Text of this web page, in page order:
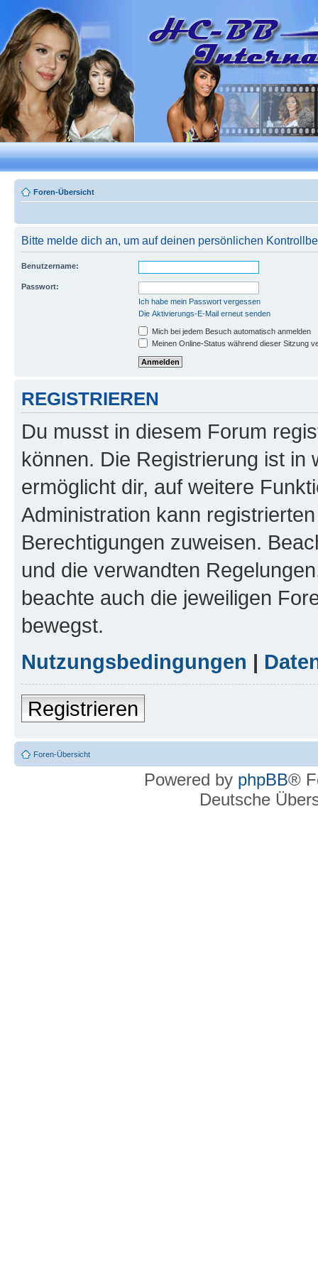
Foren-Übersicht
Bitte melde dich an, um auf deinen persönlichen
Benutzername:
Passwort:
Ich habe mein Passwort vergessen
Die Aktivierungs-E-Mail erneut senden
Mich bei jedem Besuch automatisch anmelden
Meinen Online-Status während dieser Sitzung
REGISTRIEREN
Du musst in diesem Forum
können. Die Registrierung ist in
ermöglicht dir, auf weitere
Administration kann
Berechtigungen zuweisen.
und die verwandten
beachte auch die jeweiligen
bewegst.
Nutzungsbedingungen |
Registrieren
Foren-Übersicht
Powered by phpBB®
Deutsche